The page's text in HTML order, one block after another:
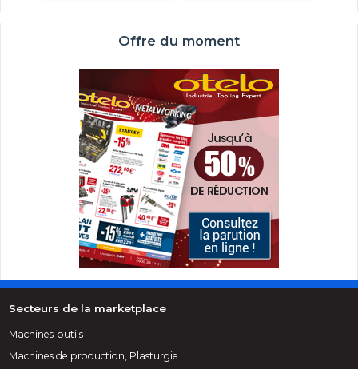
Offre du moment
Secteurs de la marketplace
Machines-outils
Machines de production, Plasturgie